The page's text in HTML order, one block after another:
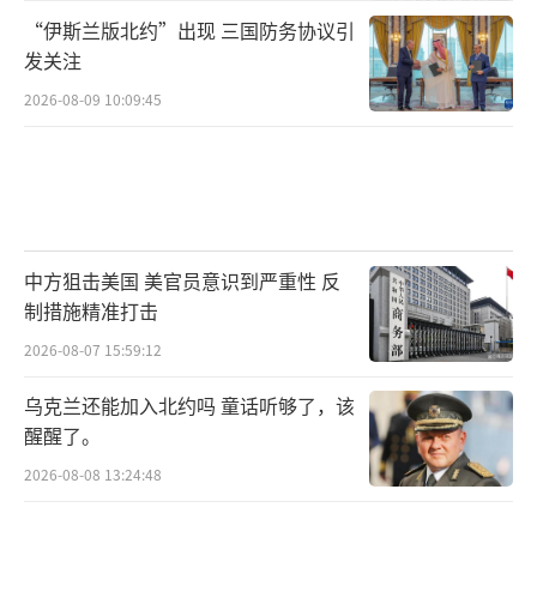
“伊斯兰版北约”出现 三国防务协议引
发关注
2026-08-09 10:09:45
中方狙击美国 美官员意识到严重性 反
制措施精准打击
2026-08-07 15:59:12
乌克兰还能加入北约吗 童话听够了，该
醒醒了。
2026-08-08 13:24:48